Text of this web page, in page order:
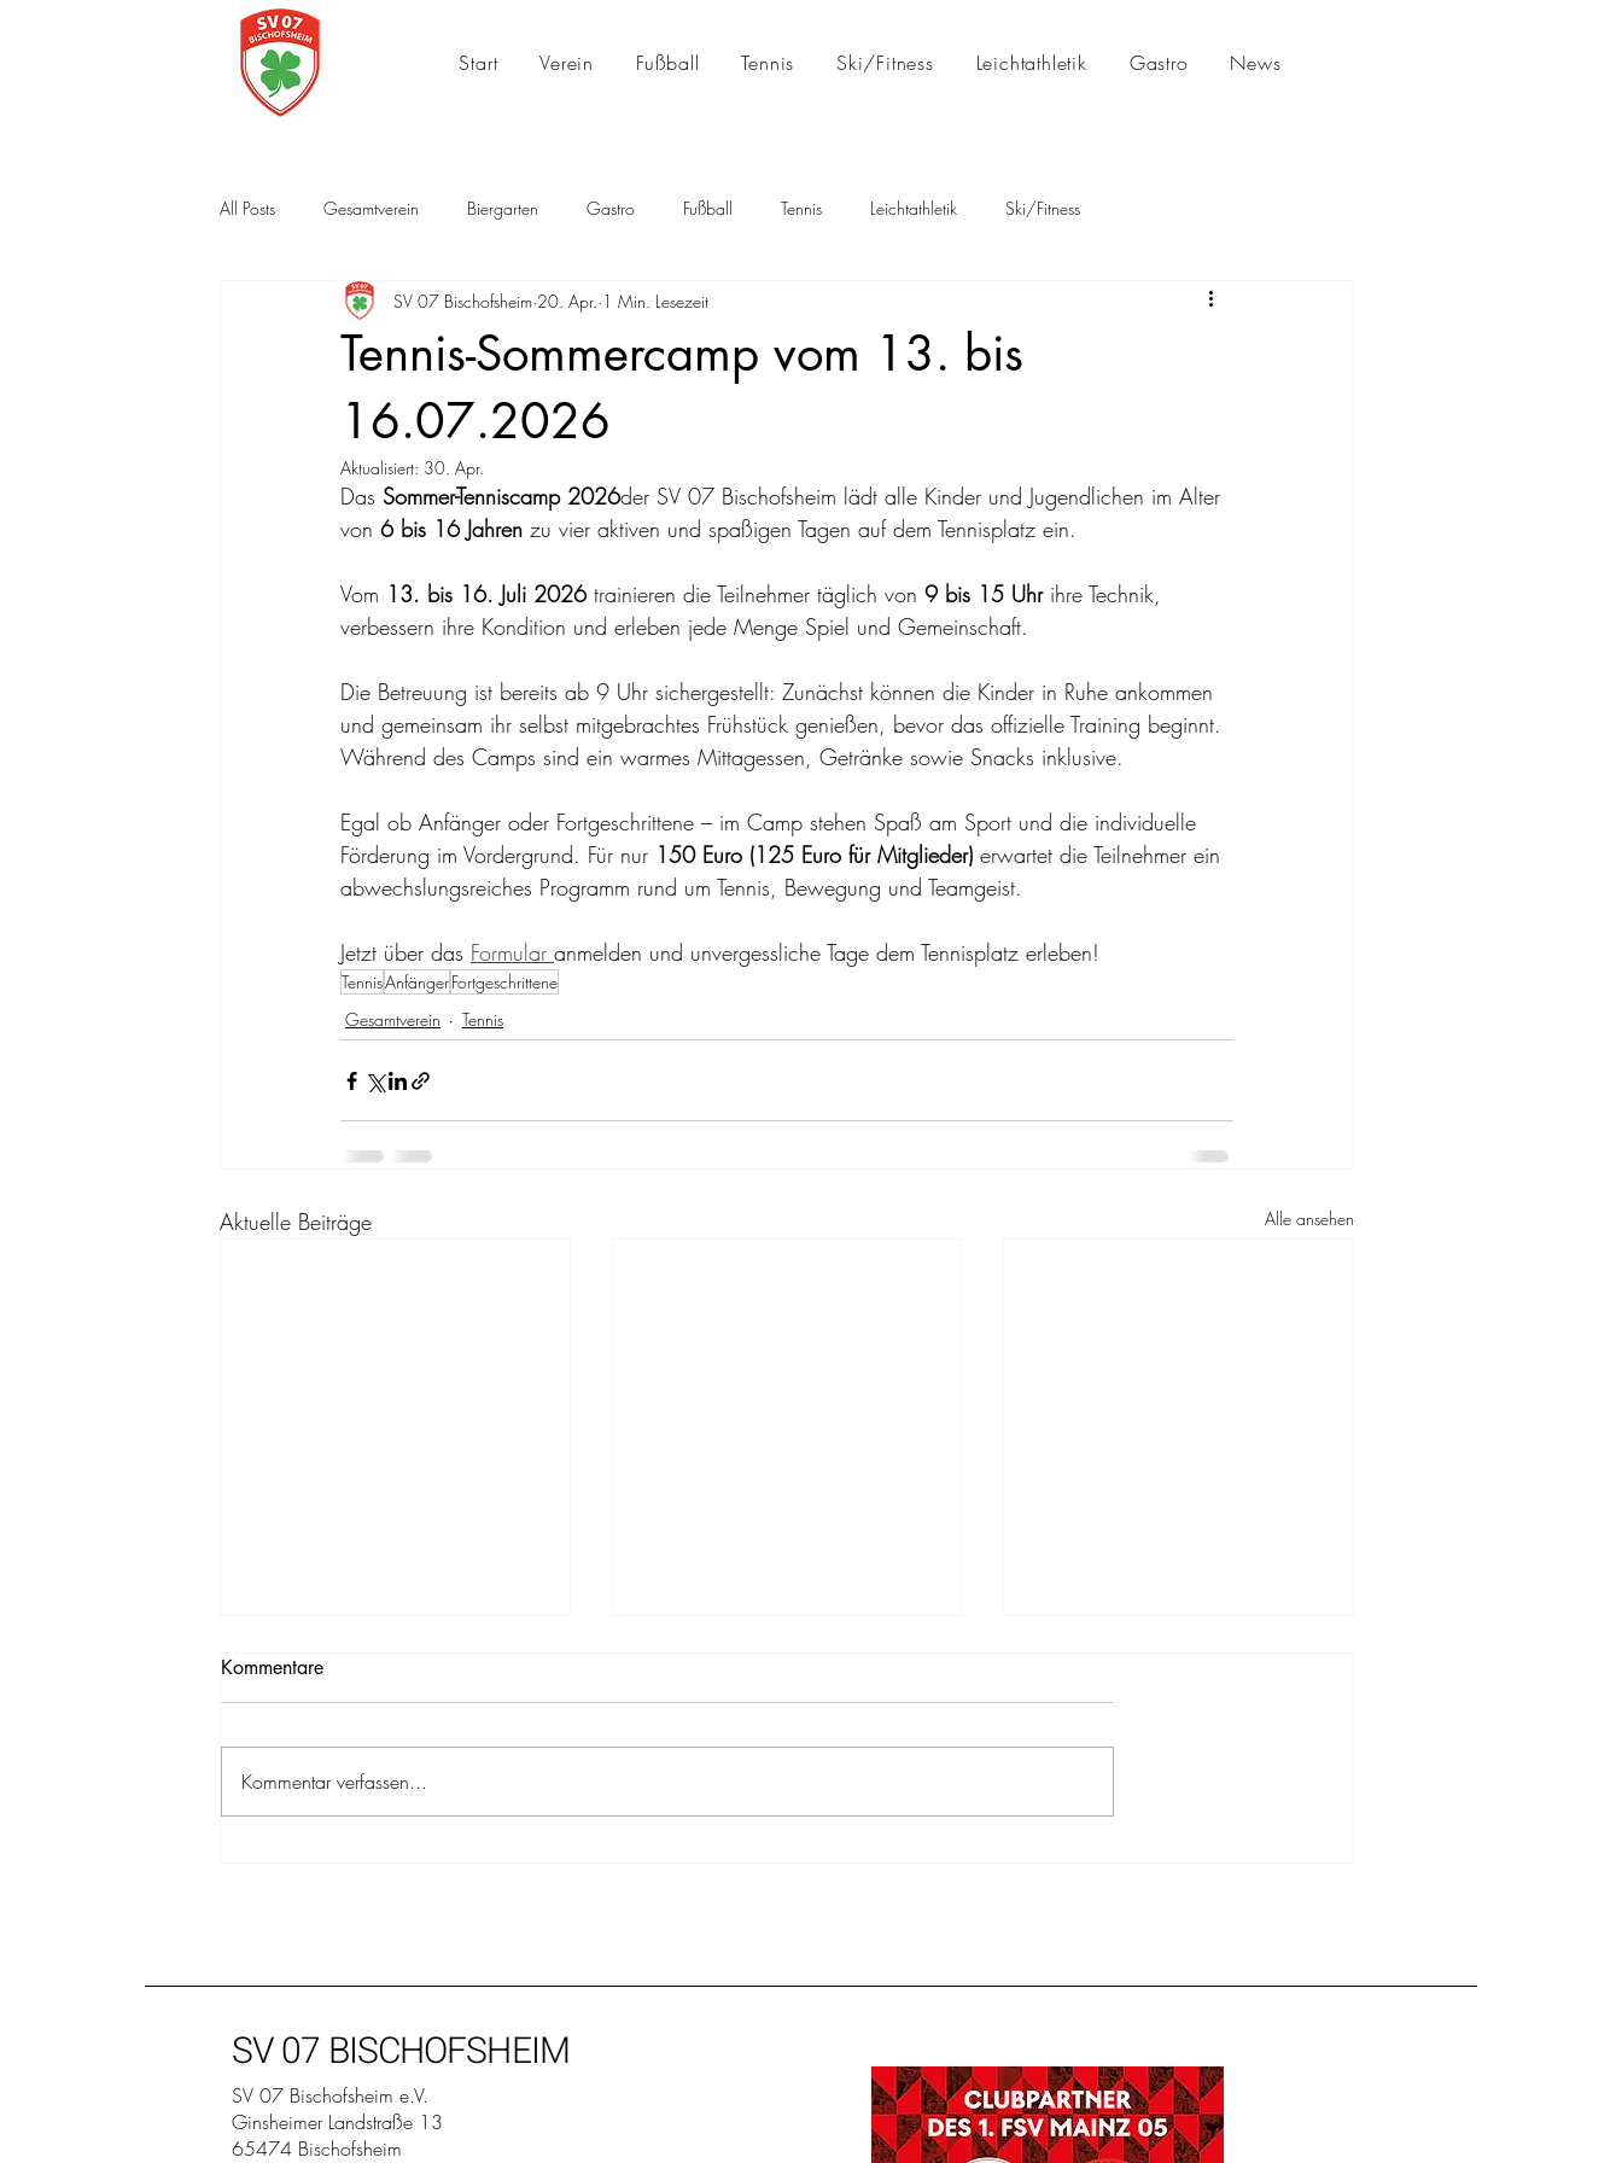
Start Verein Fußball Tennis Ski/Fitness Leichtathletik Gastro News
All Posts Gesamtverein Biergarten Gastro Fußball Tennis Leichtathletik Ski/Fitness
Tennis-Sommercamp vom 13. bis
16.07.2026
SV 07 Bischofsheim 20. Apr. 1 Min. Lesezeit
Aktualisiert: 30. Apr.
Das Sommer-Tenniscamp 2026der SV 07 Bischofsheim lädt alle Kinder und Jugendlichen im Alter
von 6 bis 16 Jahren zu vier aktiven und spaßigen Tagen auf dem Tennisplatz ein.
Vom 13. bis 16. Juli 2026 trainieren die Teilnehmer täglich von 9 bis 15 Uhr ihre Technik,
verbessern ihre Kondition und erleben jede Menge Spiel und Gemeinschaft.
Die Betreuung ist bereits ab 9 Uhr sichergestellt: Zunächst können die Kinder in Ruhe ankommen
und gemeinsam ihr selbst mitgebrachtes Frühstück genießen, bevor das offizielle Training beginnt.
Während des Camps sind ein warmes Mittagessen, Getränke sowie Snacks inklusive.
Egal ob Anfänger oder Fortgeschrittene – im Camp stehen Spaß am Sport und die individuelle
Förderung im Vordergrund. Für nur 150 Euro (125 Euro für Mitglieder) erwartet die Teilnehmer ein
abwechslungsreiches Programm rund um Tennis, Bewegung und Teamgeist.
Jetzt über das Formular anmelden und unvergessliche Tage dem Tennisplatz erleben!
TennisAnfängerFortgeschrittene
Gesamtverein
Tennis
Aktuelle Beiträge Alle ansehen
Kommentare
Kommentar verfassen...
SV 07 BISCHOFSHEIM
SV 07 Bischofsheim e.V.
Ginsheimer Landstraße 13
65474 Bischofsheim